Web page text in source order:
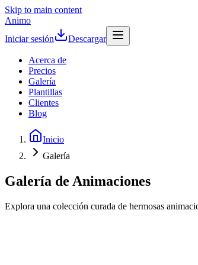
Skip to main content
Animo
Iniciar sesión
Descargar
Acerca de
Precios
Galería
Plantillas
Clientes
Blog
Inicio
Galería
Galería de Animaciones
Explora una colección curada de hermosas